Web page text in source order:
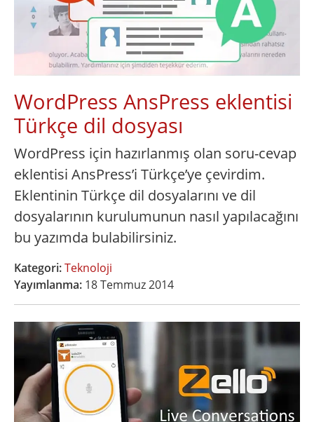
WordPress AnsPress eklentisi
Türkçe dil dosyası
WordPress için hazırlanmış olan soru-cevap
eklentisi AnsPress’i Türkçe’ye çevirdim.
Eklentinin Türkçe dil dosyalarını ve dil
dosyalarının kurulumunun nasıl yapılacağını
bu yazımda bulabilirsiniz.
Kategori:Teknoloji
Yayımlanma: 18 Temmuz 2014